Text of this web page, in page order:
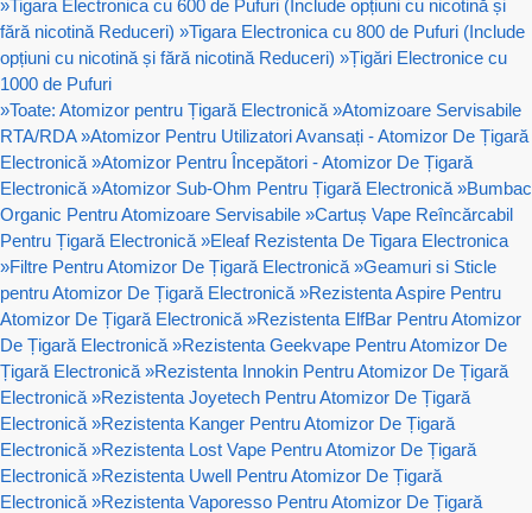
»Tigara Electronica cu 600 de Pufuri (Include opțiuni cu nicotină și
fără nicotină Reduceri) »Tigara Electronica cu 800 de Pufuri (Include
opțiuni cu nicotină și fără nicotină Reduceri) »Țigări Electronice cu
1000 de Pufuri
»Toate: Atomizor pentru Țigară Electronică »Atomizoare Servisabile
RTA/RDA »Atomizor Pentru Utilizatori Avansați - Atomizor De Țigară
Electronică »Atomizor Pentru Începători - Atomizor De Țigară
Electronică »Atomizor Sub-Ohm Pentru Țigară Electronică »Bumbac
Organic Pentru Atomizoare Servisabile »Cartuș Vape Reîncărcabil
Pentru Țigară Electronică »Eleaf Rezistenta De Tigara Electronica
»Filtre Pentru Atomizor De Țigară Electronică »Geamuri si Sticle
pentru Atomizor De Țigară Electronică »Rezistenta Aspire Pentru
Atomizor De Țigară Electronică »Rezistenta ElfBar Pentru Atomizor
De Țigară Electronică »Rezistenta Geekvape Pentru Atomizor De
Țigară Electronică »Rezistenta Innokin Pentru Atomizor De Țigară
Electronică »Rezistenta Joyetech Pentru Atomizor De Țigară
Electronică »Rezistenta Kanger Pentru Atomizor De Țigară
Electronică »Rezistenta Lost Vape Pentru Atomizor De Țigară
Electronică »Rezistenta Uwell Pentru Atomizor De Țigară
Electronică »Rezistenta Vaporesso Pentru Atomizor De Țigară